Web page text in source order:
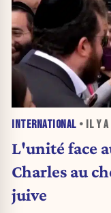
INTERNATIONAL • IL Y A
L'unité face
Charles au
juive